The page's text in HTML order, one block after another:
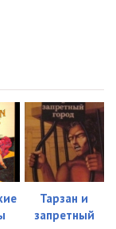
Тарзан и
запретный